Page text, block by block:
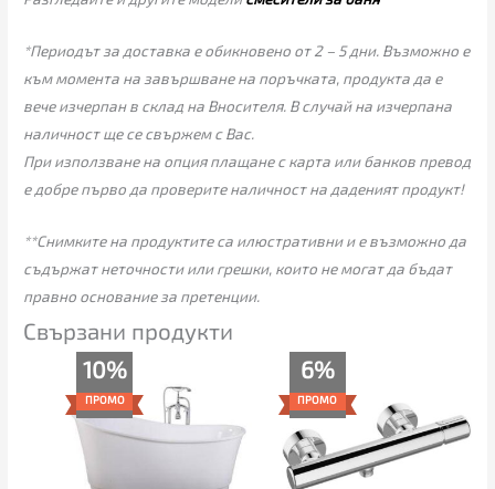
*Периодът за доставка е обикновено от 2 – 5 дни. Възможно е
към момента на завършване на поръчката, продукта да е
вече изчерпан в склад на Вносителя. В случай на изчерпана
наличност ще се свържем с Вас.
При използване на опция плащане с карта или банков превод
е добре първо да проверите наличност на даденият продукт!
**Снимките на продуктите са илюстративни и е възможно да
съдържат неточности или грешки, които не могат да бъдат
правно основание за претенции.
Свързани продукти
10%
ПРОМО
Original
price
was:
1,485.00€
(2,904.41
лв.).
(2,611.03
лв.).
6%
ПРОМО
through
149.00€